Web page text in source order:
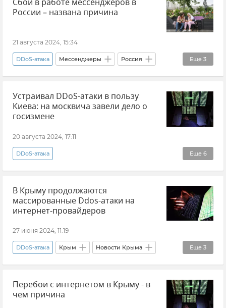
России – названа причина
21 августа 2024, 15:34
Еще 3
DDoS-атака Мессенджеры Россия
Общество Роскомнадзор Новости
Устраивал DDoS-атаки в пользу
Киева: на москвича завели дело о
госизмене
20 августа 2024, 17:11
Еще 6
DDoS-атака
ФСБ РФ (Федеральная служба безопасности Российской Федерации)
Москва Киберпреступность
Кибербезопасность Киев
В Крыму продолжаются
массированные Ddos-атаки на
интернет-провайдеров
27 июня 2024, 11:19
Еще 3
DDoS-атака Крым Новости Крыма
Интернет Мининформ Крыма
Общество
Перебои с интернетом в Крыму - в
чем причина